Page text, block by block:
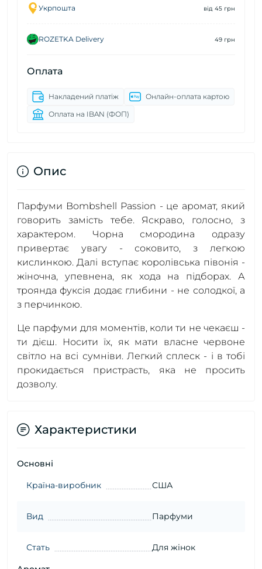
Укрпошта від 45 грн
ROZETKA Delivery 49 грн
Оплата
Накладений платіж
Онлайн-оплата картою
Оплата на IBAN (ФОП)
Опис
Парфуми Bombshell Passion - це аромат, який
говорить замість тебе. Яскраво, голосно, з
характером. Чорна смородина одразу
привертає увагу - соковито, з легкою
кислинкою. Далі вступає королівська півонія -
жіночна, упевнена, як хода на підборах. А
троянда фуксія додає глибини - не солодкої, а
з перчинкою.
Це парфуми для моментів, коли ти не чекаєш -
ти дієш. Носити їх, як мати власне червоне
світло на всі сумніви. Легкий сплеск - і в тобі
прокидається пристрасть, яка не просить
дозволу.
Характеристики
Основні
Країна-виробник США
Вид Парфуми
Стать Для жінок